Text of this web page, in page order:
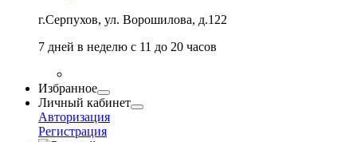
г.Серпухов, ул. Ворошилова, д.122
7 дней в неделю с 11 до 20 часов
Избранное
Личный кабинет
Авторизация
Регистрация